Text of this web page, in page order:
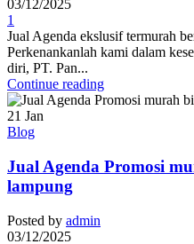
03/12/2025
1
Jual Agenda ekslusif termurah
Perkenankanlah kami dalam
diri, PT. Pan...
Continue reading
21 Jan
Blog
Jual Agenda Promosi
lampung
Posted by admin
03/12/2025